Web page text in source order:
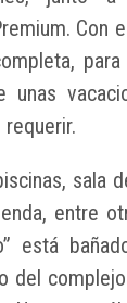
Con
unas
sala
entre
está
del